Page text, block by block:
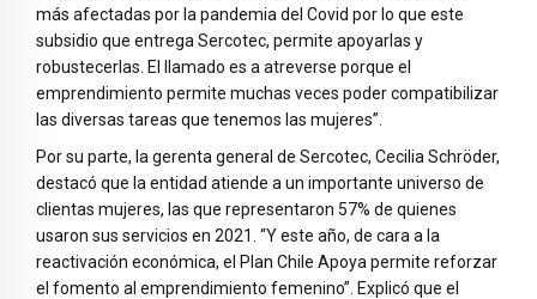
más afectadas por la pandemia del Covid por lo que este
subsidio que entrega Sercotec, permite apoyarlas y
robustecerlas. El llamado es a atreverse porque el
emprendimiento permite muchas veces poder compatibilizar
las diversas tareas que tenemos las mujeres”.
Por su parte, la gerenta general de Sercotec, Cecilia Schröder,
destacó que la entidad atiende a un importante universo de
clientas mujeres, las que representaron 57% de quienes
usaron sus servicios en 2021. “Y este año, de cara a la
reactivación económica, el Plan Chile Apoya permite reforzar
el fomento al emprendimiento femenino”. Explicó que el